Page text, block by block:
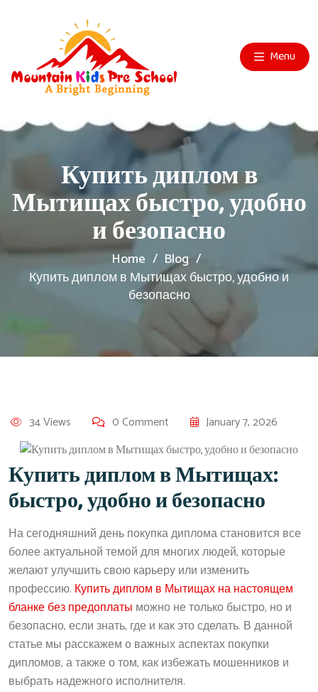
Menu
Купить диплом в
Мытищах быстро, удобно
и безопасно
Home
Blog
Купить диплом в Мытищах быстро, удобно и
безопасно
34 Views 0 Comment January 7, 2026
Купить диплом в Мытищах:
быстро, удобно и безопасно
На сегодняшний день покупка диплома становится все
более актуальной темой для многих людей, которые
желают улучшить свою карьеру или изменить
профессию. Купить диплом в Мытищах на настоящем
бланке без предоплаты можно не только быстро, но и
безопасно, если знать, где и как это сделать. В данной
статье мы расскажем о важных аспектах покупки
дипломов, а также о том, как избежать мошенников и
выбрать надежного исполнителя.